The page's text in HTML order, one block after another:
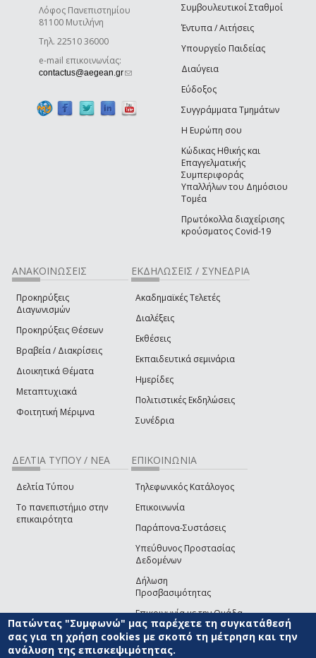
Λόφος Πανεπιστημίου
81100 Μυτιλήνη
Τηλ. 22510 36000
e-mail επικοινωνίας:
contactus@aegean.gr(link sends e-mail)
Συμβουλευτικοί Σταθμοί
Έντυπα / Αιτήσεις
Υπουργείο Παιδείας
Διαύγεια
Εύδοξος
Συγγράμματα Τμημάτων
Η Ευρώπη σου
Κώδικας Ηθικής και
Επαγγελματικής
Συμπεριφοράς
Υπαλλήλων του Δημόσιου
Τομέα
Πρωτόκολλα διαχείρισης
κρούσματος Covid-19
ΑΝΑΚΟΙΝΩΣΕΙΣ
Προκηρύξεις
Διαγωνισμών
Προκηρύξεις Θέσεων
Βραβεία / Διακρίσεις
Διοικητικά Θέματα
Μεταπτυχιακά
Φοιτητική Μέριμνα
ΕΚΔΗΛΩΣΕΙΣ / ΣΥΝΕΔΡΙΑ
Ακαδημαϊκές Τελετές
Διαλέξεις
Εκθέσεις
Εκπαιδευτικά σεμινάρια
Ημερίδες
Πολιτιστικές Εκδηλώσεις
Συνέδρια
ΔΕΛΤΙΑ ΤΥΠΟΥ / ΝΕΑ
Δελτία Τύπου
Το πανεπιστήμιο στην
επικαιρότητα
ΕΠΙΚΟΙΝΩΝΙΑ
Τηλεφωνικός Κατάλογος
Επικοινωνία
Παράπονα-Συστάσεις
Υπεύθυνος Προστασίας
Δεδομένων
Δήλωση
Προσβασιμότητας
Επικοινωνία με την Ομάδα
Ανάπτυξης του site(link sends e-mail)
© ΠΑΝΕΠΙΣΤΗΜΙΟ ΑΙΓΑΙΟΥ ΟΡΟΙ ΧΡΗΣΗΣ
Πατώντας "Συμφωνώ" μας παρέχετε τη συγκατάθεσή
σας για τη χρήση cookies με σκοπό τη μέτρηση και την
ανάλυση της επισκεψιμότητας.